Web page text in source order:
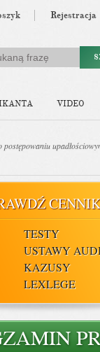
Rejestracja
VIDEO
CENNIK
TESTY
USTAWY
KAZUSY
LEXLEGE